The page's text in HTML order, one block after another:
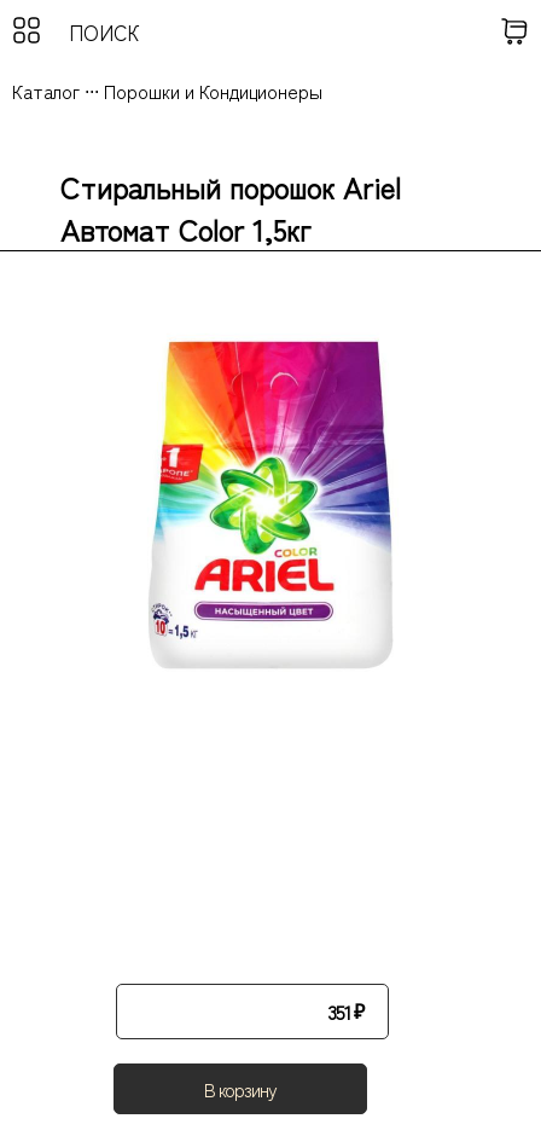
Каталог ... Порошки и Кондиционеры
Стиральный порошок Ariel
Автомат Color 1,5кг
351₽
В корзину